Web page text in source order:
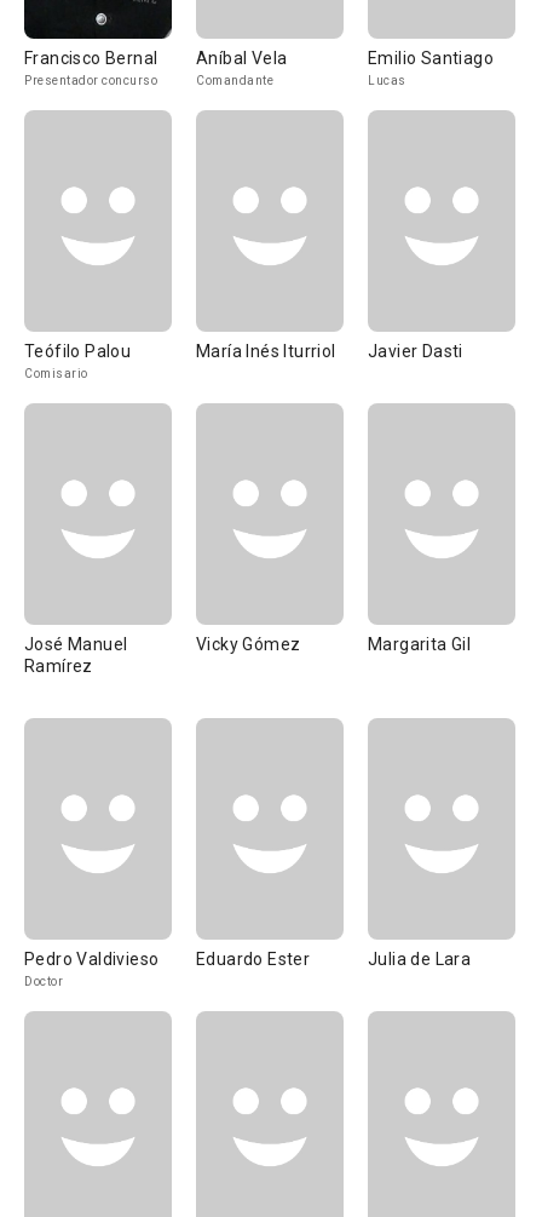
Francisco Bernal
Presentador concurso
Aníbal Vela
Comandante
Emilio Santiago
Lucas
Teófilo Palou
Comisario
María Inés Iturriol Javier Dasti
José Manuel
Ramírez
Vicky Gómez Margarita Gil
Pedro Valdivieso
Doctor
Eduardo Ester Julia de Lara